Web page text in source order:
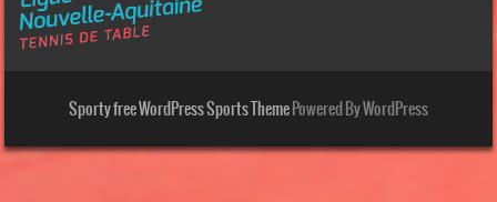
Sporty free WordPress Sports ThemePowered By WordPress